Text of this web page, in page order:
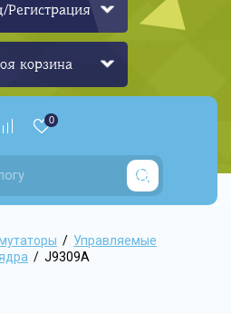
Регистрация
корзина
0
/ Управляемые
/ J9309A